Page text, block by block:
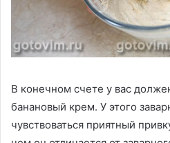
В конечном счете у вас
банановый крем. У этого
чувствоваться приятный